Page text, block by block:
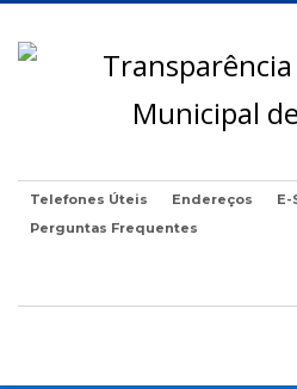
Telefones Úteis Endereços
E-
Perguntas Frequentes